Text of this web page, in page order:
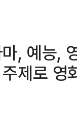
, 예능,
제로